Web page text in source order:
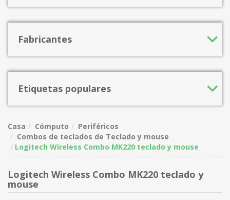
Fabricantes
Etiquetas populares
Casa Cómputo
Periféricos
Combos de teclados de Teclado y mouse
Logitech Wireless Combo MK220 teclado y mouse
Logitech Wireless Combo MK220 teclado y
mouse